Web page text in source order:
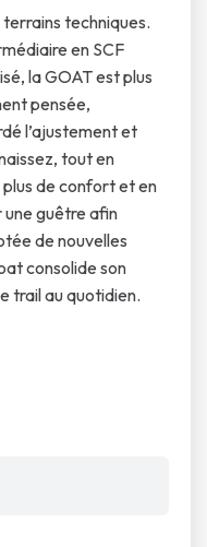
techniques.
en SCF
la GOAT est plus
pensée,
l’ajustement et
tout en
de confort et en
guêtre afin
de nouvelles
consolide son
trail au quotidien.